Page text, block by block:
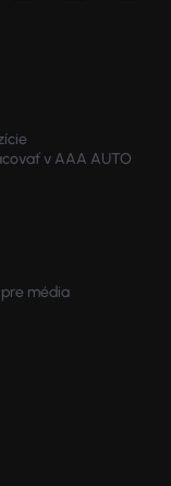
v AAA AUTO
média